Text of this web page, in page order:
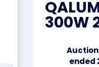
300W
Auction
ended